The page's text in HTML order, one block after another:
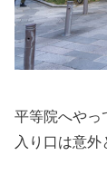
平等院へやっ
入り口は意外